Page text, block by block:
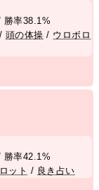
率38.1%
/ 頭の体操 / ウロボロ
率42.1%
ット / 良き占い